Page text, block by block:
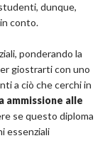
dunque,
conto.
ponderando la
giostrarti con uno
a ciò che cerchi in
ammissione alle
se questo diploma
essenziali